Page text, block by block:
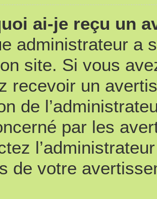
ai-je reçu un
administrateur a
site. Si vous
recevoir un
de
par les
de votre